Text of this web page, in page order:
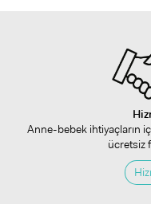
Anne-bebek ihtiyaçların
ücretsiz